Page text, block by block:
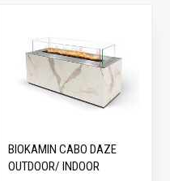
BIOKAMIN CABO DAZE
OUTDOOR/ INDOOR